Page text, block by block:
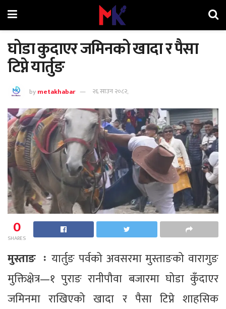
घोडा कुदाएर जमिनको खादा र पैसा
टिप्ने यार्तुङ
bymetakhabar २६ साउन २०८२,
0
SHARES
मुस्ताङ ः यार्तुङ पर्वको अवसरमा मुस्ताङको वारागुङ
मुक्तिक्षेत्र—१ पुराङ रानीपौवा बजारमा घोडा कुँदाएर
जमिनमा राखिएको खादा र पैसा टिप्ने शाहसिक